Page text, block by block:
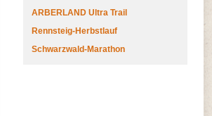
ARBERLAND Ultra Trail
Rennsteig-Herbstlauf
Schwarzwald-Marathon